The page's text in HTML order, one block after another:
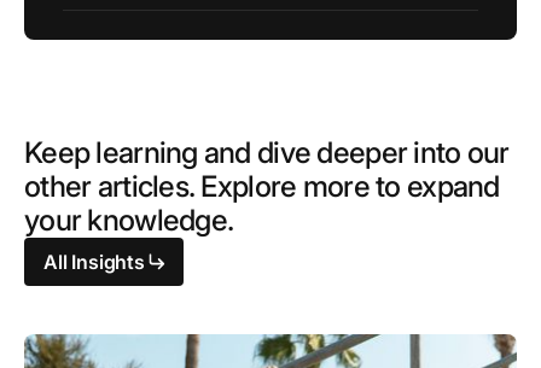
Keep learning and dive deeper into our
other articles. Explore more to expand
your knowledge.
All Insights